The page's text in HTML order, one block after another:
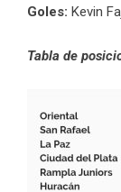
Goles: Kevin
Tabla de